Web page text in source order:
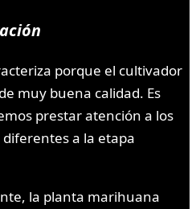
porque el cultivador
muy buena calidad. Es
prestar atención a los
a la etapa
la planta marihuana